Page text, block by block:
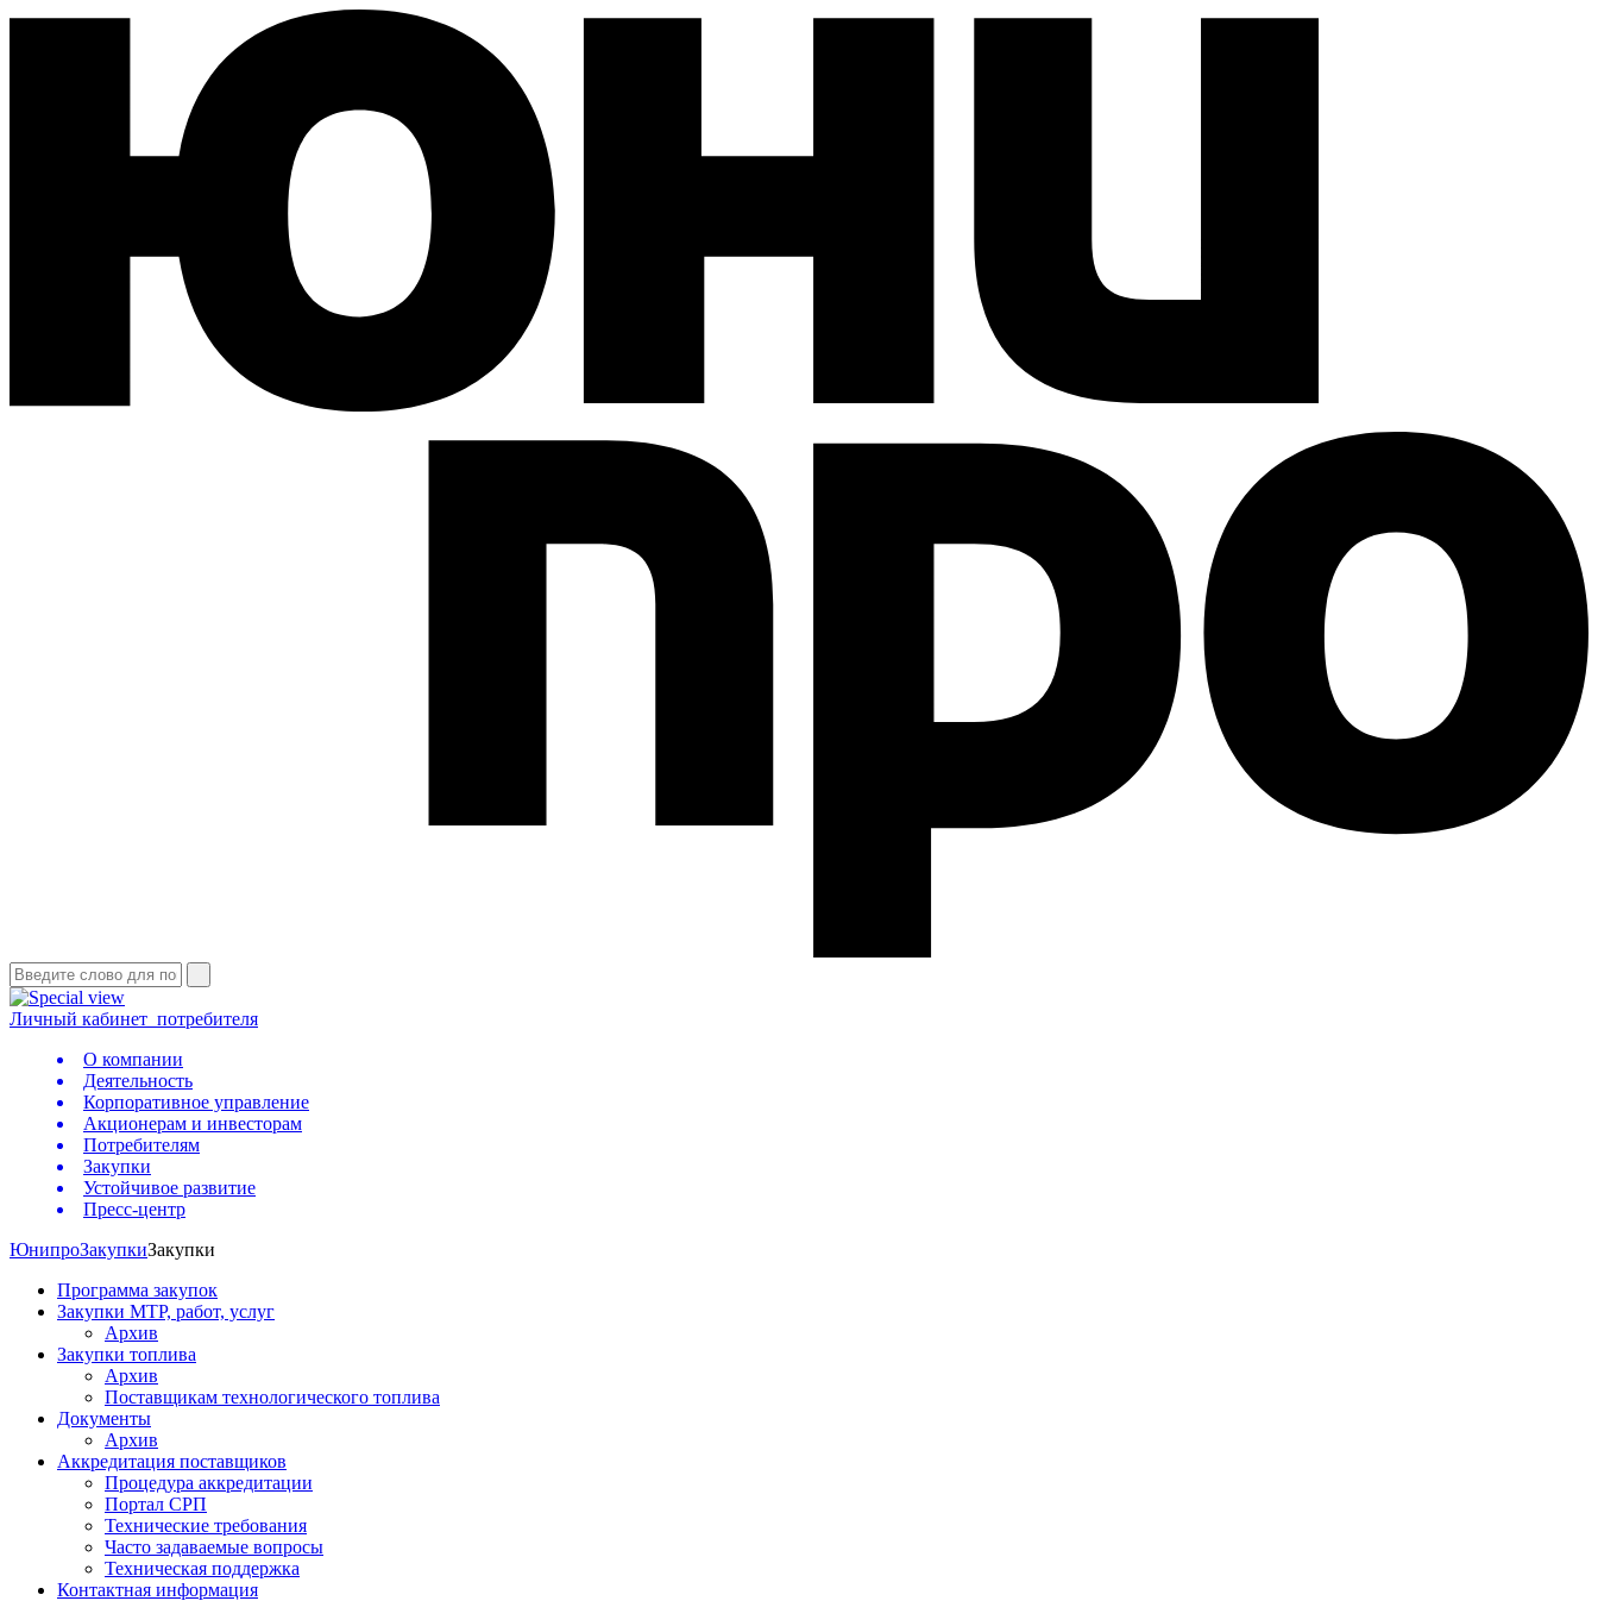
Личный кабинет потребителя
О компании
Деятельность
Корпоративное управление
Акционерам и инвесторам
Потребителям
Закупки
Устойчивое развитие
Пресс-центр
ЮнипроЗакупкиЗакупки
Программа закупок
Закупки МТР, работ, услуг
Архив
Закупки топлива
Архив
Поставщикам технологического топлива
Документы
Архив
Аккредитация поставщиков
Процедура аккредитации
Портал СРП
Технические требования
Часто задаваемые вопросы
Техническая поддержка
Контактная информация